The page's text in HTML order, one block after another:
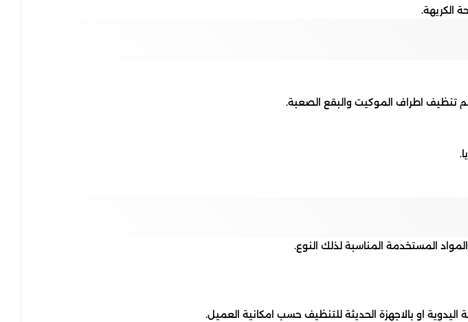
الكريهة.
تنظيف اطراف الموكيت والبقع الصعبة.
المستخدمة المناسبة لذلك النوع.
او بالاجهزة الحديثة للتنظيف حسب امكانية العميل.